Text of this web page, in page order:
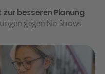
besseren Planung
gegen No-Shows